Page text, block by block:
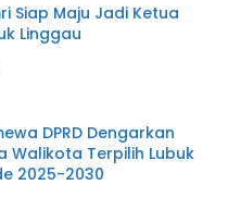
Siap Maju Jadi Ketua
Linggau
DPRD Dengarkan
Walikota Terpilih Lubuk
2025-2030